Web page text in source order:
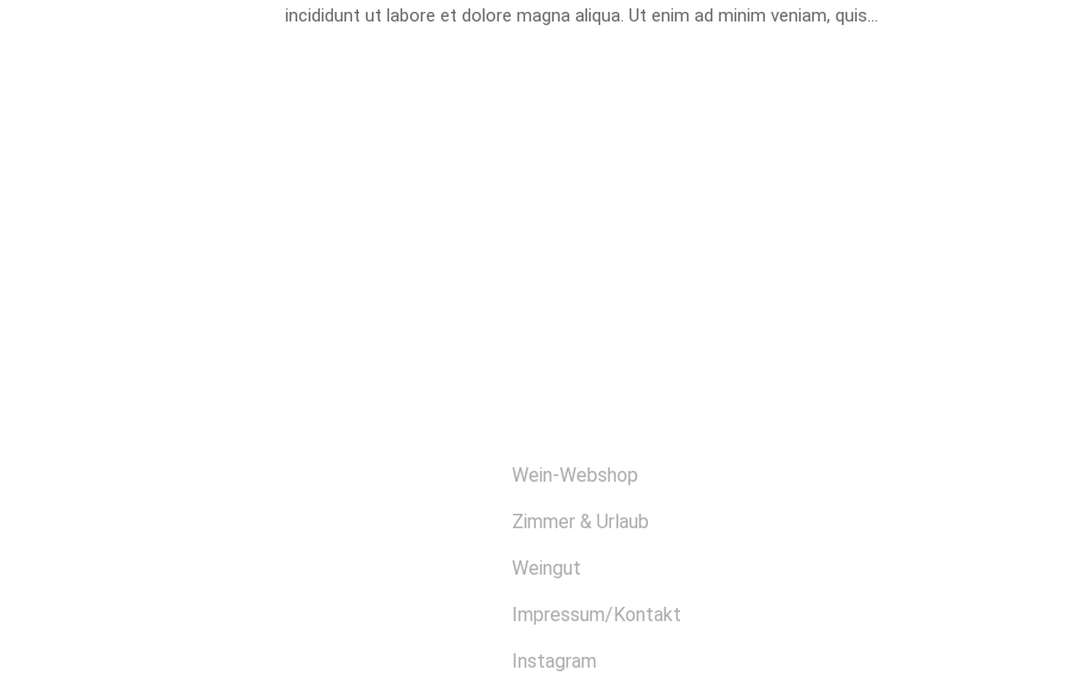
incididunt ut labore et dolore magna aliqua. Ut enim ad minim veniam, quis…
Wein-Webshop
Zimmer & Urlaub
Weingut
Impressum/Kontakt
Instagram